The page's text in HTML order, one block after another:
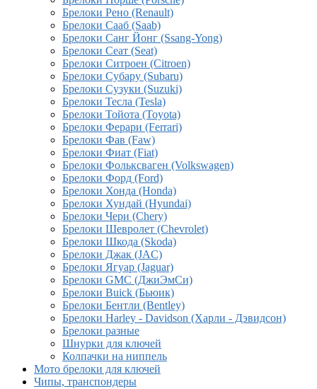
Брелоки Рено (Renault)
Брелоки Сааб (Saab)
Брелоки Санг Йонг (Ssang-Yong)
Брелоки Сеат (Seat)
Брелоки Ситроен (Citroen)
Брелоки Субару (Subaru)
Брелоки Сузуки (Suzuki)
Брелоки Тесла (Tesla)
Брелоки Тойота (Toyota)
Брелоки Ферари (Ferrari)
Брелоки Фав (Faw)
Брелоки Фиат (Fiat)
Брелоки Фольксваген (Volkswagen)
Брелоки Форд (Ford)
Брелоки Хонда (Honda)
Брелоки Хундай (Hyundai)
Брелоки Чери (Chery)
Брелоки Шевролет (Chevrolet)
Брелоки Шкода (Skoda)
Брелоки Джак (JAC)
Брелоки Ягуар (Jaguar)
Брелоки GMC (ДжиЭмСи)
Брелоки Buick (Бьюик)
Брелоки Бентли (Bentley)
Брелоки Harley - Davidson (Харли - Дэвидсон)
Брелоки разные
Шнурки для ключей
Колпачки на ниппель
Мото брелоки для ключей
Чипы, транспондеры